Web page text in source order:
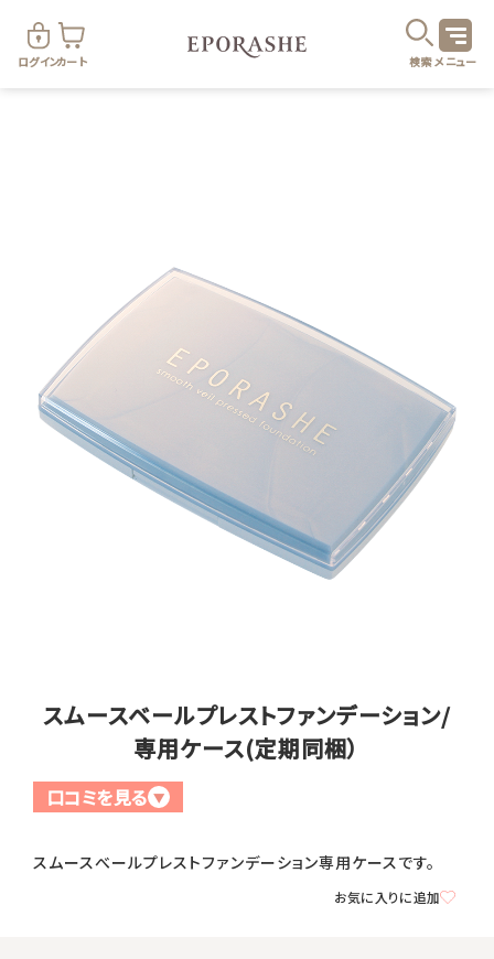
ログインカート 検索メニュー
お得なセット・キャンペーン
スキンケア
メイクアップ
美容アイテム・その他
お悩
乾燥
しわ・小じわ
全商品一覧
メンバー特典
お支払方法
定期便サービス対象商品
会社概要 プライバシーポリシー
スムースベールプレストファンデーション/
専用ケース(定期同梱）
口コミを見る ▼
スムースべールプレストファンデーション専用ケースです。
お気に入りに追加